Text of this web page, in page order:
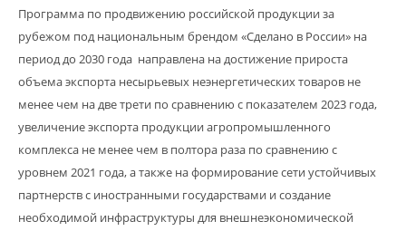
Программа по продвижению российской продукции за
рубежом под национальным брендом «Сделано в России» на
период до 2030 года направлена на достижение прироста
объема экспорта несырьевых неэнергетических товаров не
менее чем на две трети по сравнению с показателем 2023 года,
увеличение экспорта продукции агропромышленного
комплекса не менее чем в полтора раза по сравнению с
уровнем 2021 года, а также на формирование сети устойчивых
партнерств с иностранными государствами и создание
необходимой инфраструктуры для внешнеэкономической